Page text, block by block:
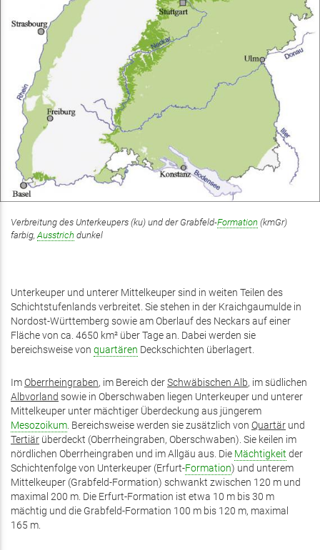
Verbreitung des Unterkeupers (ku) und der Grabfeld-Formation (kmGr)
farbig, Ausstrich dunkel
Unterkeuper und unterer Mittel­keuper sind in weiten Teilen des
Schicht­stufen­lands verbreitet. Sie stehen in der Kraichgaumulde in
Nordost-Württemberg sowie am Oberlauf des Neckars auf einer
Fläche von ca. 4650 km² über Tage an. Dabei werden sie
bereichsweise von quartären Deckschichten überlagert.
ImOber­rhein­graben, im Bereich derSchwäbischen Alb, im südlichen
Alb­vorland sowie in Ober­schwaben liegen Unter­keuper und unterer
Mittel­keuper unter mächtiger Über­deckung aus jüngerem
Mesozoikum. Bereichs­weise werden sie zusätzlich von Quartär und
Tertiär über­deckt (Ober­rhein­graben, Oberschwaben). Sie keilen im
nördlichen Ober­rhein­graben und im Allgäu aus. Die Mächtigkeit der
Schichten­folge von Unter­keuper (Erfurt-Formation) und unterem
Mittel­keuper (Grabfeld-Formation) schwankt zwischen 120 m und
maximal 200 m. Die Erfurt-Formation ist etwa 10 m bis 30 m
mächtig und die Grabfeld-Formation 100 m bis 120 m, maximal
165 m.